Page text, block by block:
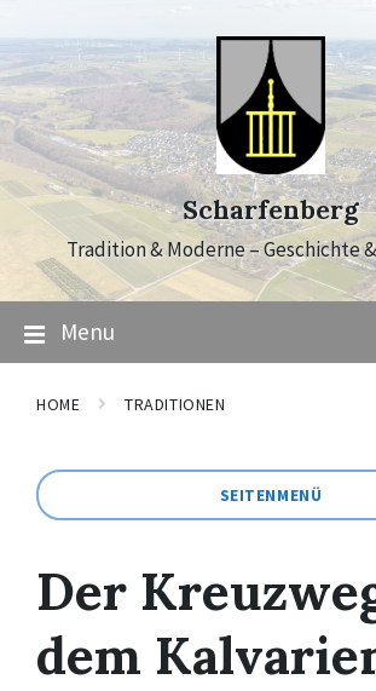
content
main
navigation
footer
Scharfenberg
Tradition & Moderne – Geschichte
Menu
HOME TRADITIONEN
SEITENMENÜ
Der
dem